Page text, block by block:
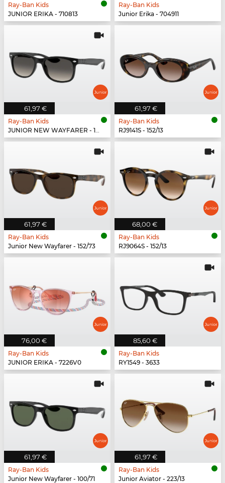
Ray-Ban Kids
JUNIOR ERIKA - 710813
Ray-Ban Kids
Junior Erika - 704911
61,97 €
Ray-Ban Kids
JUNIOR NEW WAYFARER - 100/11
61,97 €
Ray-Ban Kids
RJ9141S - 152/13
61,97 €
Ray-Ban Kids
Junior New Wayfarer - 152/73
68,00 €
Ray-Ban Kids
RJ9064S - 152/13
76,00 €
Ray-Ban Kids
JUNIOR ERIKA - 7226V0
85,60 €
Ray-Ban Kids
RY1549 - 3633
61,97 €
Ray-Ban Kids
Junior New Wayfarer - 100/71
61,97 €
Ray-Ban Kids
Junior Aviator - 223/13